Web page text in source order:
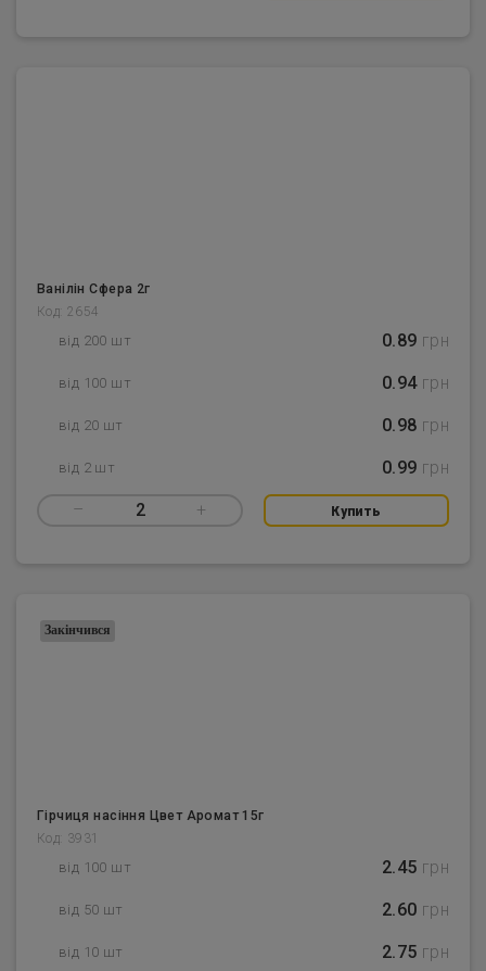
Ванілін Сфера 2г
Код: 2654
від 200 шт 0.89 грн
від 100 шт 0.94 грн
від 20 шт 0.98 грн
від 2 шт 0.99 грн
– 2 + Купить
Гірчиця насіння Цвет Аромат 15г
Код: 3931
від 100 шт 2.45 грн
від 50 шт 2.60 грн
від 10 шт 2.75 грн
Закінчився